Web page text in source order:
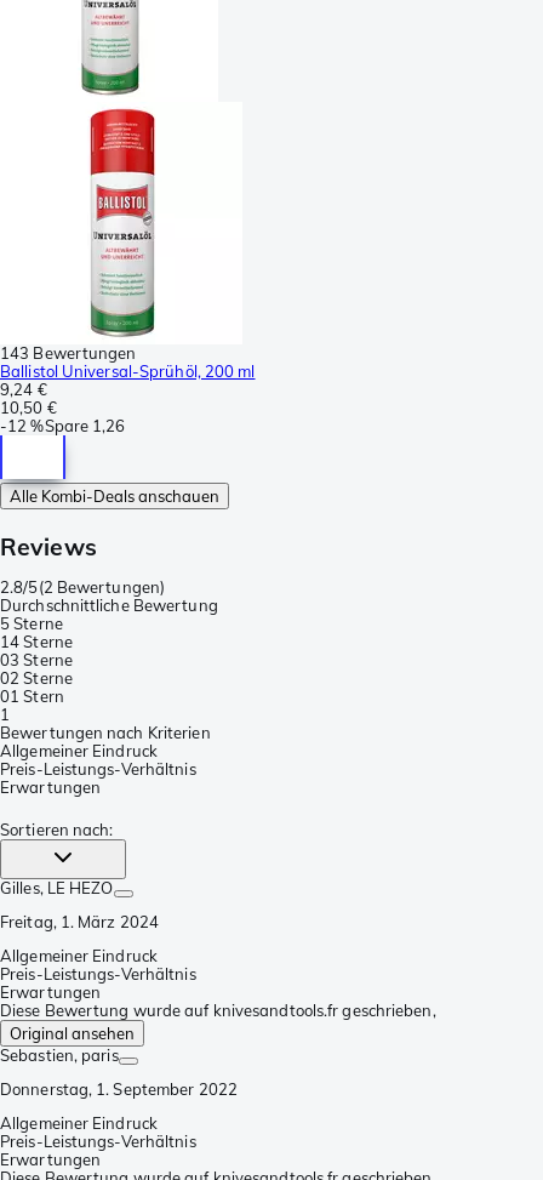
143 Bewertungen
Ballistol Universal-Sprühöl, 200 ml
9,24 €
10,50 €
-12 %Spare 1,26
Alle Kombi-Deals anschauen
Reviews
2.8/5(2 Bewertungen)
Durchschnittliche Bewertung
5 Sterne
14 Sterne
03 Sterne
02 Sterne
01 Stern
1
Bewertungen nach Kriterien
Allgemeiner Eindruck
Preis-Leistungs-Verhältnis
Erwartungen
Sortieren nach:
Gilles, LE HEZO
Freitag, 1. März 2024
Allgemeiner Eindruck
Preis-Leistungs-Verhältnis
Erwartungen
Diese Bewertung wurde auf knivesandtools.fr geschrieben,
Original ansehen
Sebastien, paris
Donnerstag, 1. September 2022
Allgemeiner Eindruck
Preis-Leistungs-Verhältnis
Erwartungen